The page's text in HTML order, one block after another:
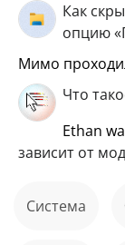
Как
опцию
мимо
Что
ethan
зависит от
Система